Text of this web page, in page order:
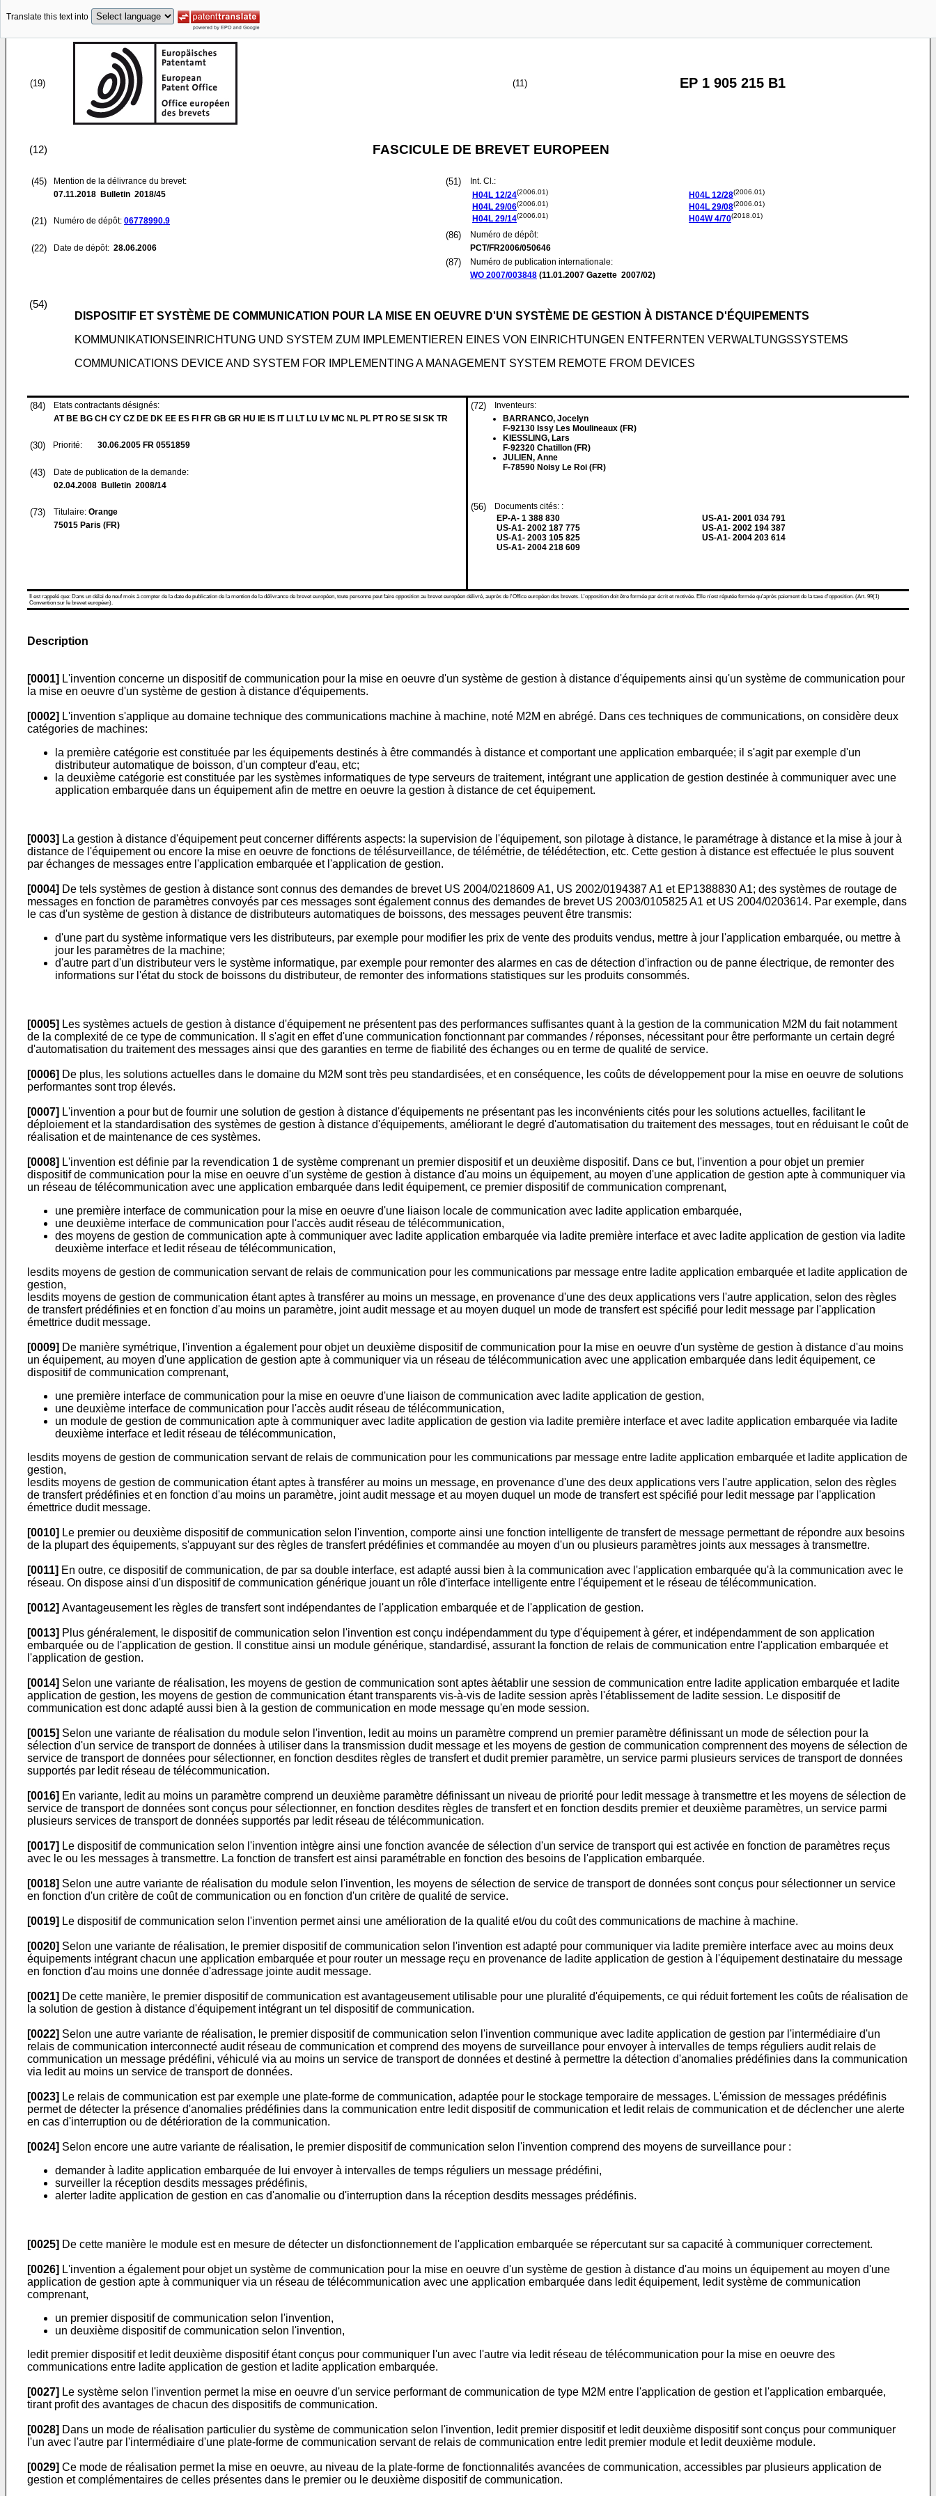
Translate this text into
(19) (11) EP 1 905 215 B1
(12) FASCICULE DE BREVET EUROPEEN
(45)
Mention de la délivrance du brevet:
07.11.2018 Bulletin 2018/45
(21) Numéro de dépôt: 06778990.9
(22) Date de dépôt: 28.06.2006
(51)
Int. Cl.:
H04L 12/24(2006.01)
H04L 29/06(2006.01)
H04L 29/14(2006.01)
H04L 12/28(2006.01)
H04L 29/08(2006.01)
H04W 4/70(2018.01)
(86)
Numéro de dépôt:
PCT/FR2006/050646
(87)
Numéro de publication internationale:
WO 2007/003848 (11.01.2007 Gazette 2007/02)
(54)
DISPOSITIF ET SYSTÈME DE COMMUNICATION POUR LA MISE EN OEUVRE D'UN SYSTÈME DE GESTION À DISTANCE D'ÉQUIPEMENTS
KOMMUNIKATIONSEINRICHTUNG UND SYSTEM ZUM IMPLEMENTIEREN EINES VON EINRICHTUNGEN ENTFERNTEN VERWALTUNGSSYSTEMS
COMMUNICATIONS DEVICE AND SYSTEM FOR IMPLEMENTING A MANAGEMENT SYSTEM REMOTE FROM DEVICES
(84)
Etats contractants désignés:
AT BE BG CH CY CZ DE DK EE ES FI FR GB GR HU IE IS IT LI LT LU LV MC NL PL PT RO SE SI SK TR
(30) Priorité: 30.06.2005 FR 0551859
(43)
Date de publication de la demande:
02.04.2008 Bulletin 2008/14
(73) Titulaire: Orange
75015 Paris (FR)
(72)
Inventeurs:
BARRANCO, Jocelyn
F-92130 Issy Les Moulineaux (FR)
KIESSLING, Lars
F-92320 Chatillon (FR)
JULIEN, Anne
F-78590 Noisy Le Roi (FR)
(56)
Documents cités: :
EP-A- 1 388 830
US-A1- 2002 187 775
US-A1- 2003 105 825
US-A1- 2004 218 609
US-A1- 2001 034 791
US-A1- 2002 194 387
US-A1- 2004 203 614
Il est rappelé que: Dans un délai de neuf mois à compter de la date de publication de la mention de la délivrance de brevet européen, toute personne peut faire opposition au brevet européen délivré, auprès de l'Office européen des brevets. L'opposition doit être formée par écrit et motivée. Elle n'est réputée formée qu'après paiement de la taxe d'opposition. (Art. 99(1)
Convention sur le brevet européen).
Description
[0001] L'invention concerne un dispositif de communication pour la mise en oeuvre d'un système de gestion à distance d'équipements ainsi qu'un système de communication pour
la mise en oeuvre d'un système de gestion à distance d'équipements.
[0002] L'invention s'applique au domaine technique des communications machine à machine, noté M2M en abrégé. Dans ces techniques de communications, on considère deux
catégories de machines:
la première catégorie est constituée par les équipements destinés à être commandés à distance et comportant une application embarquée; il s'agit par exemple d'un
distributeur automatique de boisson, d'un compteur d'eau, etc;
la deuxième catégorie est constituée par les systèmes informatiques de type serveurs de traitement, intégrant une application de gestion destinée à communiquer avec une
application embarquée dans un équipement afin de mettre en oeuvre la gestion à distance de cet équipement.
[0003] La gestion à distance d'équipement peut concerner différents aspects: la supervision de l'équipement, son pilotage à distance, le paramétrage à distance et la mise à jour à
distance de l'équipement ou encore la mise en oeuvre de fonctions de télésurveillance, de télémétrie, de télédétection, etc. Cette gestion à distance est effectuée le plus souvent
par échanges de messages entre l'application embarquée et l'application de gestion.
[0004] De tels systèmes de gestion à distance sont connus des demandes de brevet US 2004/0218609 A1, US 2002/0194387 A1 et EP1388830 A1; des systèmes de routage de
messages en fonction de paramètres convoyés par ces messages sont également connus des demandes de brevet US 2003/0105825 A1 et US 2004/0203614. Par exemple, dans
le cas d'un système de gestion à distance de distributeurs automatiques de boissons, des messages peuvent être transmis:
d'une part du système informatique vers les distributeurs, par exemple pour modifier les prix de vente des produits vendus, mettre à jour l'application embarquée, ou mettre à
jour les paramètres de la machine;
d'autre part d'un distributeur vers le système informatique, par exemple pour remonter des alarmes en cas de détection d'infraction ou de panne électrique, de remonter des
informations sur l'état du stock de boissons du distributeur, de remonter des informations statistiques sur les produits consommés.
[0005] Les systèmes actuels de gestion à distance d'équipement ne présentent pas des performances suffisantes quant à la gestion de la communication M2M du fait notamment
de la complexité de ce type de communication. Il s'agit en effet d'une communication fonctionnant par commandes / réponses, nécessitant pour être performante un certain degré
d'automatisation du traitement des messages ainsi que des garanties en terme de fiabilité des échanges ou en terme de qualité de service.
[0006] De plus, les solutions actuelles dans le domaine du M2M sont très peu standardisées, et en conséquence, les coûts de développement pour la mise en oeuvre de solutions
performantes sont trop élevés.
[0007] L'invention a pour but de fournir une solution de gestion à distance d'équipements ne présentant pas les inconvénients cités pour les solutions actuelles, facilitant le
déploiement et la standardisation des systèmes de gestion à distance d'équipements, améliorant le degré d'automatisation du traitement des messages, tout en réduisant le coût de
réalisation et de maintenance de ces systèmes.
[0008] L'invention est définie par la revendication 1 de système comprenant un premier dispositif et un deuxième dispositif. Dans ce but, l'invention a pour objet un premier
dispositif de communication pour la mise en oeuvre d'un système de gestion à distance d'au moins un équipement, au moyen d'une application de gestion apte à communiquer via
un réseau de télécommunication avec une application embarquée dans ledit équipement, ce premier dispositif de communication comprenant,
une première interface de communication pour la mise en oeuvre d'une liaison locale de communication avec ladite application embarquée,
une deuxième interface de communication pour l'accès audit réseau de télécommunication,
des moyens de gestion de communication apte à communiquer avec ladite application embarquée via ladite première interface et avec ladite application de gestion via ladite
deuxième interface et ledit réseau de télécommunication,
lesdits moyens de gestion de communication servant de relais de communication pour les communications par message entre ladite application embarquée et ladite application de
gestion,
lesdits moyens de gestion de communication étant aptes à transférer au moins un message, en provenance d'une des deux applications vers l'autre application, selon des règles
de transfert prédéfinies et en fonction d'au moins un paramètre, joint audit message et au moyen duquel un mode de transfert est spécifié pour ledit message par l'application
émettrice dudit message.
[0009] De manière symétrique, l'invention a également pour objet un deuxième dispositif de communication pour la mise en oeuvre d'un système de gestion à distance d'au moins
un équipement, au moyen d'une application de gestion apte à communiquer via un réseau de télécommunication avec une application embarquée dans ledit équipement, ce
dispositif de communication comprenant,
une première interface de communication pour la mise en oeuvre d'une liaison de communication avec ladite application de gestion,
une deuxième interface de communication pour l'accès audit réseau de télécommunication,
un module de gestion de communication apte à communiquer avec ladite application de gestion via ladite première interface et avec ladite application embarquée via ladite
deuxième interface et ledit réseau de télécommunication,
lesdits moyens de gestion de communication servant de relais de communication pour les communications par message entre ladite application embarquée et ladite application de
gestion,
lesdits moyens de gestion de communication étant aptes à transférer au moins un message, en provenance d'une des deux applications vers l'autre application, selon des règles
de transfert prédéfinies et en fonction d'au moins un paramètre, joint audit message et au moyen duquel un mode de transfert est spécifié pour ledit message par l'application
émettrice dudit message.
[0010] Le premier ou deuxième dispositif de communication selon l'invention, comporte ainsi une fonction intelligente de transfert de message permettant de répondre aux besoins
de la plupart des équipements, s'appuyant sur des règles de transfert prédéfinies et commandée au moyen d'un ou plusieurs paramètres joints aux messages à transmettre.
[0011] En outre, ce dispositif de communication, de par sa double interface, est adapté aussi bien à la communication avec l'application embarquée qu'à la communication avec le
réseau. On dispose ainsi d'un dispositif de communication générique jouant un rôle d'interface intelligente entre l'équipement et le réseau de télécommunication.
[0012] Avantageusement les règles de transfert sont indépendantes de l'application embarquée et de l'application de gestion.
[0013] Plus généralement, le dispositif de communication selon l'invention est conçu indépendamment du type d'équipement à gérer, et indépendamment de son application
embarquée ou de l'application de gestion. Il constitue ainsi un module générique, standardisé, assurant la fonction de relais de communication entre l'application embarquée et
l'application de gestion.
[0014] Selon une variante de réalisation, les moyens de gestion de communication sont aptes àétablir une session de communication entre ladite application embarquée et ladite
application de gestion, les moyens de gestion de communication étant transparents vis-à-vis de ladite session après l'établissement de ladite session. Le dispositif de
communication est donc adapté aussi bien à la gestion de communication en mode message qu'en mode session.
[0015] Selon une variante de réalisation du module selon l'invention, ledit au moins un paramètre comprend un premier paramètre définissant un mode de sélection pour la
sélection d'un service de transport de données à utiliser dans la transmission dudit message et les moyens de gestion de communication comprennent des moyens de sélection de
service de transport de données pour sélectionner, en fonction desdites règles de transfert et dudit premier paramètre, un service parmi plusieurs services de transport de données
supportés par ledit réseau de télécommunication.
[0016] En variante, ledit au moins un paramètre comprend un deuxième paramètre définissant un niveau de priorité pour ledit message à transmettre et les moyens de sélection de
service de transport de données sont conçus pour sélectionner, en fonction desdites règles de transfert et en fonction desdits premier et deuxième paramètres, un service parmi
plusieurs services de transport de données supportés par ledit réseau de télécommunication.
[0017] Le dispositif de communication selon l'invention intègre ainsi une fonction avancée de sélection d'un service de transport qui est activée en fonction de paramètres reçus
avec le ou les messages à transmettre. La fonction de transfert est ainsi paramétrable en fonction des besoins de l'application embarquée.
[0018] Selon une autre variante de réalisation du module selon l'invention, les moyens de sélection de service de transport de données sont conçus pour sélectionner un service
en fonction d'un critère de coût de communication ou en fonction d'un critère de qualité de service.
[0019] Le dispositif de communication selon l'invention permet ainsi une amélioration de la qualité et/ou du coût des communications de machine à machine.
[0020] Selon une variante de réalisation, le premier dispositif de communication selon l'invention est adapté pour communiquer via ladite première interface avec au moins deux
équipements intégrant chacun une application embarquée et pour router un message reçu en provenance de ladite application de gestion à l'équipement destinataire du message
en fonction d'au moins une donnée d'adressage jointe audit message.
[0021] De cette manière, le premier dispositif de communication est avantageusement utilisable pour une pluralité d'équipements, ce qui réduit fortement les coûts de réalisation de
la solution de gestion à distance d'équipement intégrant un tel dispositif de communication.
[0022] Selon une autre variante de réalisation, le premier dispositif de communication selon l'invention communique avec ladite application de gestion par l'intermédiaire d'un
relais de communication interconnecté audit réseau de communication et comprend des moyens de surveillance pour envoyer à intervalles de temps réguliers audit relais de
communication un message prédéfini, véhiculé via au moins un service de transport de données et destiné à permettre la détection d'anomalies prédéfinies dans la communication
via ledit au moins un service de transport de données.
[0023] Le relais de communication est par exemple une plate-forme de communication, adaptée pour le stockage temporaire de messages. L'émission de messages prédéfinis
permet de détecter la présence d'anomalies prédéfinies dans la communication entre ledit dispositif de communication et ledit relais de communication et de déclencher une alerte
en cas d'interruption ou de détérioration de la communication.
[0024] Selon encore une autre variante de réalisation, le premier dispositif de communication selon l'invention comprend des moyens de surveillance pour :
demander à ladite application embarquée de lui envoyer à intervalles de temps réguliers un message prédéfini,
surveiller la réception desdits messages prédéfinis,
alerter ladite application de gestion en cas d'anomalie ou d'interruption dans la réception desdits messages prédéfinis.
[0025] De cette manière le module est en mesure de détecter un disfonctionnement de l'application embarquée se répercutant sur sa capacité à communiquer correctement.
[0026] L'invention a également pour objet un système de communication pour la mise en oeuvre d'un système de gestion à distance d'au moins un équipement au moyen d'une
application de gestion apte à communiquer via un réseau de télécommunication avec une application embarquée dans ledit équipement, ledit système de communication
comprenant,
un premier dispositif de communication selon l'invention,
un deuxième dispositif de communication selon l'invention,
ledit premier dispositif et ledit deuxième dispositif étant conçus pour communiquer l'un avec l'autre via ledit réseau de télécommunication pour la mise en oeuvre des
communications entre ladite application de gestion et ladite application embarquée.
[0027] Le système selon l'invention permet la mise en oeuvre d'un service performant de communication de type M2M entre l'application de gestion et l'application embarquée,
tirant profit des avantages de chacun des dispositifs de communication.
[0028] Dans un mode de réalisation particulier du système de communication selon l'invention, ledit premier dispositif et ledit deuxième dispositif sont conçus pour communiquer
l'un avec l'autre par l'intermédiaire d'une plate-forme de communication servant de relais de communication entre ledit premier module et ledit deuxième module.
[0029] Ce mode de réalisation permet la mise en oeuvre, au niveau de la plate-forme de fonctionnalités avancées de communication, accessibles par plusieurs application de
gestion et complémentaires de celles présentes dans le premier ou le deuxième dispositif de communication.